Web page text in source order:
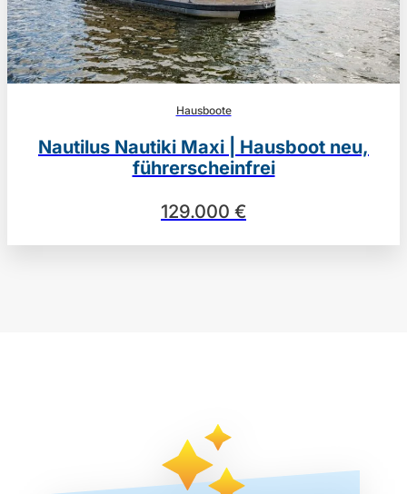
Hausboote
Nautilus Nautiki Maxi | Hausboot neu,
führerscheinfrei
129.000 €